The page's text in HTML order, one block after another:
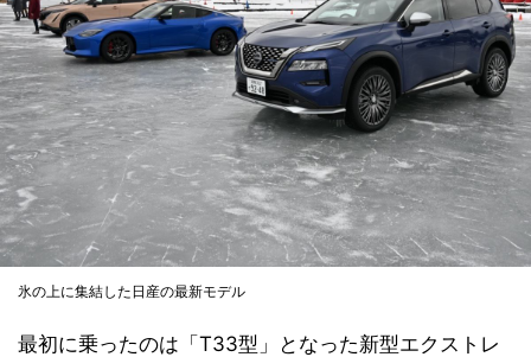
氷の上に集結した日産の最新モデル
最初に乗ったのは「T33型」となった新型エクストレ